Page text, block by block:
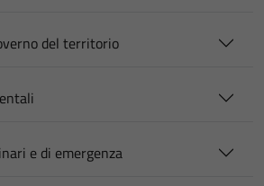
del territorio
e di emergenza